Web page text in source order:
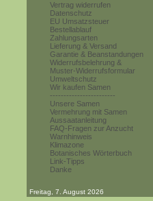
Vertrag widerrufen
Datenschutz
EU Umsatzsteuer
Bestellablauf
Zahlungsarten
Lieferung & Versand
Garantie & Beanstandungen
Widerrufsbelehrung &
Muster-Widerrufsformular
Umweltschutz
Wir kaufen Samen
------------------------
Unsere Samen
Vermehrung mit Samen
Aussaatanleitung
FAQ-Fragen zur Anzucht
Warnhinweis
Klimazone
Botanisches Wörterbuch
Link-Tipps
Danke
Freitag, 7. August 2026